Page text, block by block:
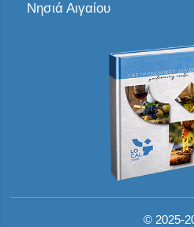
Νησιά Αιγαίου
© 2025-